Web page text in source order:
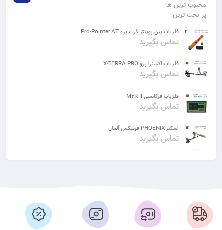
محبوب ترین ها
پر بحث ترین
فلزیاب پین پوینتر گرت پرو Pro-Pointer AT
تماس بگیرید
فلزیاب اکسترا پرو X-TERRA PRO
تماس بگیرید
فلزیاب فرکانسی M2R II
تماس بگیرید
اسکنر PHOENIX فونیکس آلمان
تماس بگیرید